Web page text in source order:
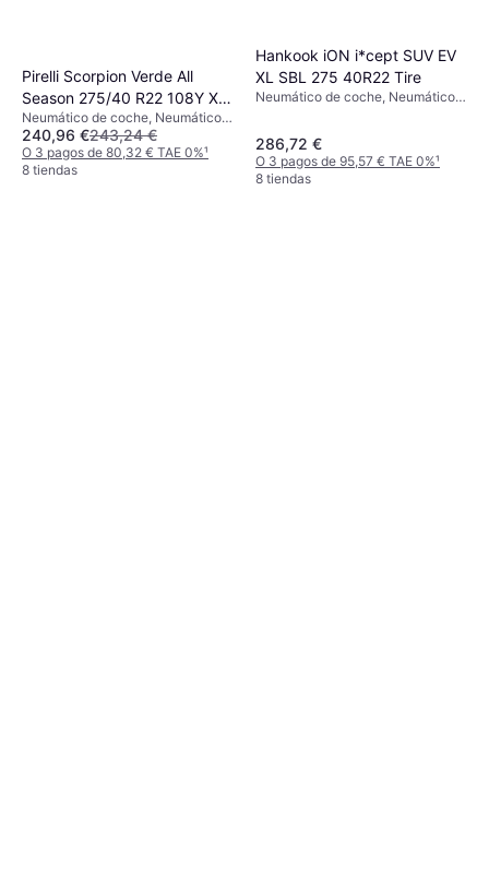
Pirelli Scorpion Verde All
Season 275/40 R22 108Y XL
PNCS
Neumático de coche, Neumáticos
para todas las estaciones, No,
4x4, Vehículo Utilitario Deportivo,
Perfil 40 %, Índice de Velocidad Y
240,96 €243,24 €
O 3 pagos de 80,32 € TAE 0%¹
8 tiendas
Hankook iON i*cept SUV EV
XL SBL 275 40R22 Tire
Neumático de coche, Neumáticos
Vehículo Utilitario Deportivo,
Coche de Pasajeros,
Antipinchazos, Tecnología de
286,72 €
O 3 pagos de 95,57 € TAE 0%¹
8 tiendas